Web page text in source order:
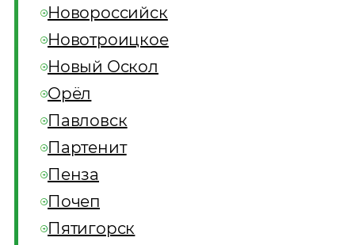
Новороссийск
Новотроицкое
Новый Оскол
Орёл
Павловск
Партенит
Пенза
Почеп
Пятигорск